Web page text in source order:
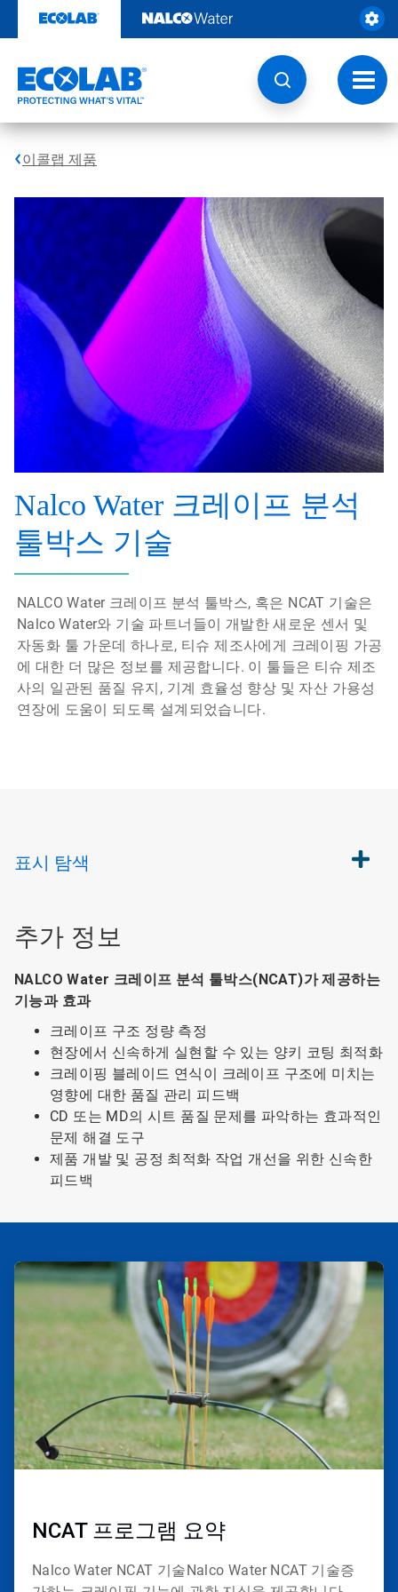
츠
기
토
글
내
비
이콜랩 제품
Nalco Water 크레이프 분석
툴박스 기술
NALCO Water 크레이프 분석 툴박스, 혹은 NCAT 기술은
Nalco Water와 기술 파트너들이 개발한 새로운 센서 및
자동화 툴 가운데 하나로, 티슈 제조사에게 크레이핑 가공
에 대한 더 많은 정보를 제공합니다. 이 툴들은 티슈 제조
사의 일관된 품질 유지, 기계 효율성 향상 및 자산 가용성
연장에 도움이 되도록 설계되었습니다.
표시 탐색
추가 정보
NALCO Water 크레이프 분석 툴박스(NCAT)가 제공하는
기능과 효과
크레이프 구조 정량 측정
현장에서 신속하게 실현할 수 있는 양키 코팅 최적화
크레이핑 블레이드 연식이 크레이프 구조에 미치는
영향에 대한 품질 관리 피드백
CD 또는 MD의 시트 품질 문제를 파악하는 효과적인
문제 해결 도구
제품 개발 및 공정 최적화 작업 개선을 위한 신속한
피드백
ArticleTile
1/2
NCAT 프로그램 요약
Nalco Water NCAT 기술 Nalco Water NCAT 기술증